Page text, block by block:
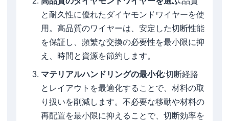
と耐久性に優れたダイヤモンドワイヤーを使
用。高品質のワイヤーは、安定した切断性能
を保証し、頻繁な交換の必要性を最小限に抑
え、時間と資源を節約します。
マテリアルハンドリングの最小化:切断経路
とレイアウトを最適化することで、材料の取
り扱いを削減します。不必要な移動や材料の
再配置を最小限に抑えることで、切断効率を